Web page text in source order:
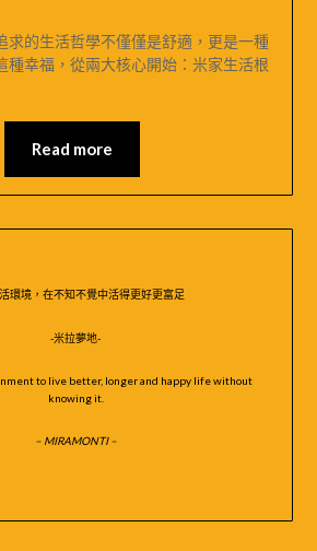
2024-
12-
媽
｜
拉
夢
求的生活哲學不僅僅是舒適，更是一種
種幸福，從兩大核心開始：米家生活根
Read more
環境，在不知不覺中活得更好更富足
-米拉夢地-
to live better, longer and happy life without
knowing it.
– MIRAMONTI –